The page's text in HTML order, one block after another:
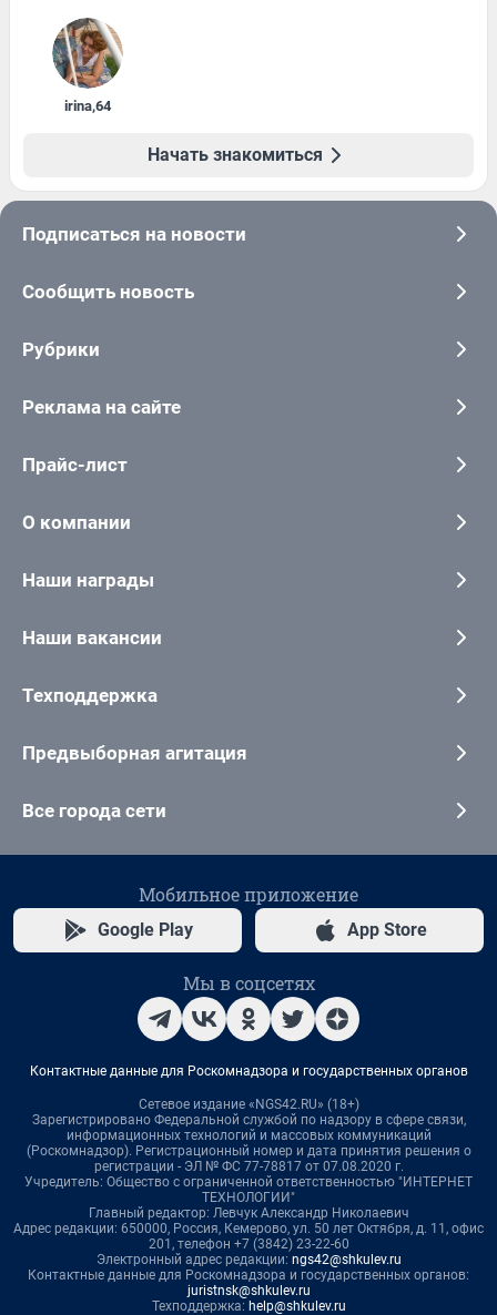
irina,64
Начать знакомиться
Подписаться на новости
Сообщить новость
Рубрики
Реклама на сайте
Прайс-лист
О компании
Наши награды
Наши вакансии
Техподдержка
Предвыборная агитация
Все города сети
Мобильное приложение
Google Play App Store
Мы в соцсетях
Контактные данные для Роскомнадзора и государственных органов
Сетевое издание «NGS42.RU» (18+)
Зарегистрировано Федеральной службой по надзору в сфере связи,
информационных технологий и массовых коммуникаций
(Роскомнадзор). Регистрационный номер и дата принятия решения о
регистрации - ЭЛ № ФС 77-78817 от 07.08.2020 г.
Учредитель: Общество с ограниченной ответственностью "ИНТЕРНЕТ
ТЕХНОЛОГИИ"
Главный редактор: Левчук Александр Николаевич
Адрес редакции: 650000, Россия, Кемерово, ул. 50 лет Октября, д. 11, офис
201, телефон +7 (3842) 23-22-60
Электронный адрес редакции: ngs42@shkulev.ru
Контактные данные для Роскомнадзора и государственных органов:
juristnsk@shkulev.ru
Техподдержка: help@shkulev.ru